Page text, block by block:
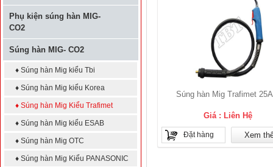
Phụ kiện súng hàn MIG-
CO2
Súng hàn MIG- CO2
♦ Súng hàn Mig kiểu Tbi
♦ Súng hàn Mig kiểu Korea
♦ Súng hàn Mig Kiểu Trafimet
♦ Súng hàn Mig kiểu ESAB
♦ Súng hàn Mig OTC
♦ Súng hàn Mig Kiểu PANASONIC
Súng hàn Mig Trafimet
Giá : Liên Hệ
Đặt hàng Xem